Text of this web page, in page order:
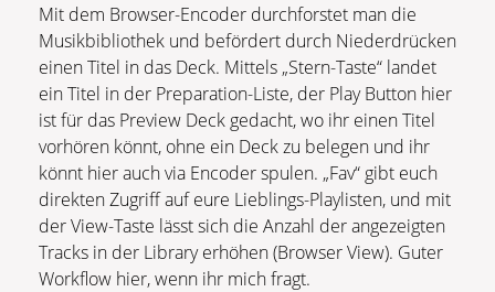
Mit dem Browser-Encoder durchforstet man die
Musikbibliothek und befördert durch Niederdrücken
einen Titel in das Deck. Mittels „Stern-Taste“ landet
ein Titel in der Preparation-Liste, der Play Button hier
ist für das Preview Deck gedacht, wo ihr einen Titel
vorhören könnt, ohne ein Deck zu belegen und ihr
könnt hier auch via Encoder spulen. „Fav“ gibt euch
direkten Zugriff auf eure Lieblings-Playlisten, und mit
der View-Taste lässt sich die Anzahl der angezeigten
Tracks in der Library erhöhen (Browser View). Guter
Workflow hier, wenn ihr mich fragt.